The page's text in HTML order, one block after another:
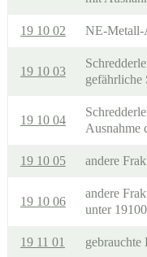
19 10 02 NE-Metall-
19 10 03
gefährliche
19 10 04
Ausnahme
19 10 05 andere
19 10 06
andere
unter
19 11 01 gebrauchte